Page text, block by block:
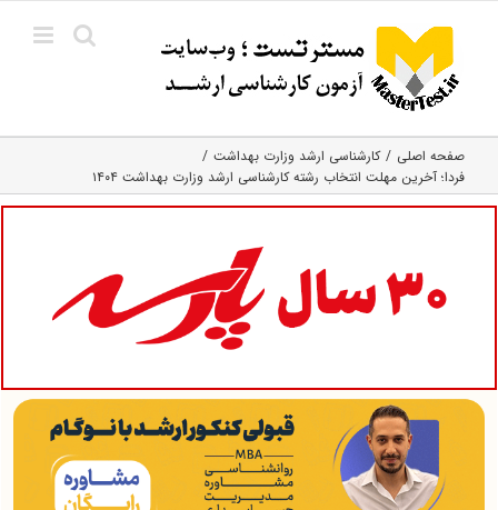
content
صفحه اصلی
کارشناسی ارشد وزارت بهداشت
فردا؛ آخرین مهلت انتخاب رشته کارشناسی ارشد وزارت بهداشت ۱۴۰۴